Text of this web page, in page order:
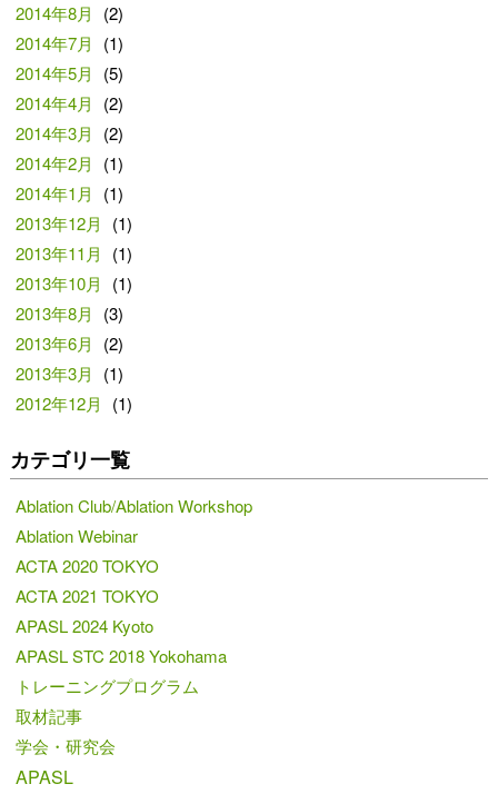
2014年8月
(2)
2014年7月
(1)
2014年5月
(5)
2014年4月
(2)
2014年3月
(2)
2014年2月
(1)
2014年1月
(1)
2013年12月
(1)
2013年11月
(1)
2013年10月
(1)
2013年8月
(3)
2013年6月
(2)
2013年3月
(1)
2012年12月
(1)
カテゴリ一覧
Ablation Club/Ablation Workshop
Ablation Webinar
ACTA 2020 TOKYO
ACTA 2021 TOKYO
APASL 2024 Kyoto
APASL STC 2018 Yokohama
トレーニングプログラム
取材記事
学会・研究会
APASL